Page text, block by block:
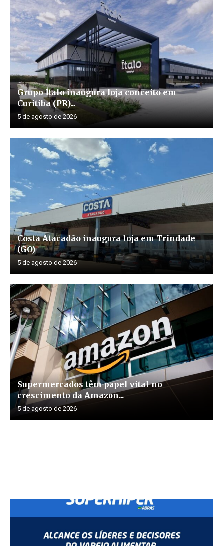
Grupo Ítalo inaugura loja conceito em
Curitiba (PR)...
5 de agosto de 2026
Costa Atacadão inaugura loja em Trindade
(GO)
5 de agosto de 2026
Supermercados têm papel vital no
crescimento da Amazon...
5 de agosto de 2026